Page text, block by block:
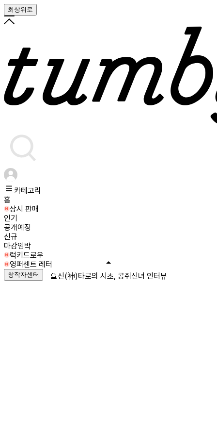
최상위로
카테고리
홈
상시 판매
인기
공개예정
신규
마감임박
럭키드로우
영퍼센트 레터
창작자센터 🔮신(神)타로의 시초, 콩쥐신녀 인터뷰